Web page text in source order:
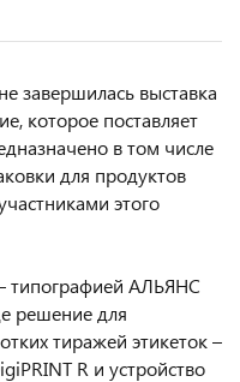
завершилась выставка
которое поставляет
в том числе
для продуктов
этого
типографией АЛЬЯНС
решение для
тиражей этикеток –
R и устройство